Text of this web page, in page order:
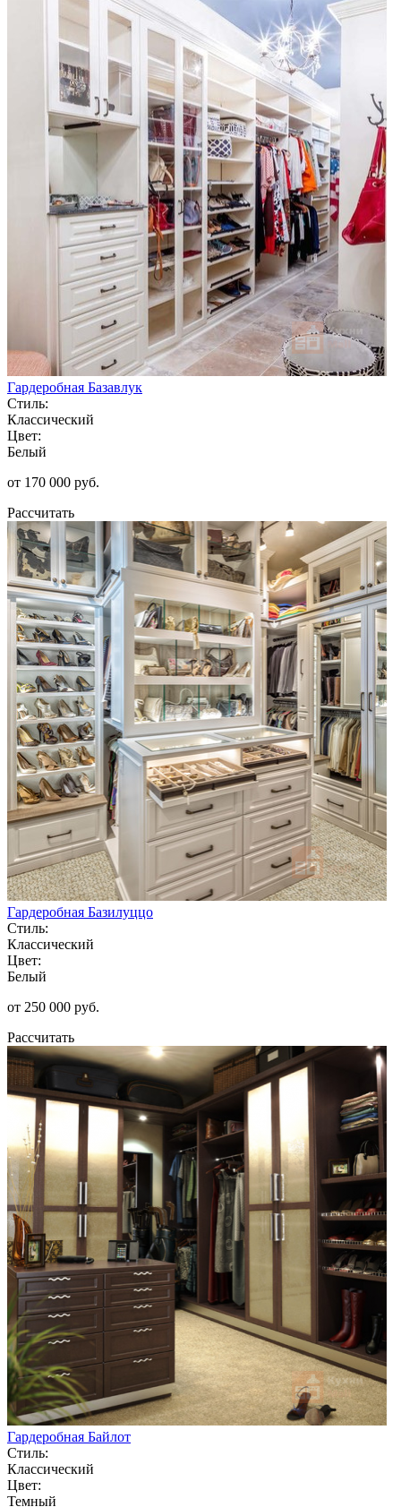
Гардеробная Базавлук
Стиль:
Классический
Цвет:
Белый
от 170 000 руб.
Рассчитать
Гардеробная Базилуццо
Стиль:
Классический
Цвет:
Белый
от 250 000 руб.
Рассчитать
Гардеробная Байлот
Стиль:
Классический
Цвет:
Темный